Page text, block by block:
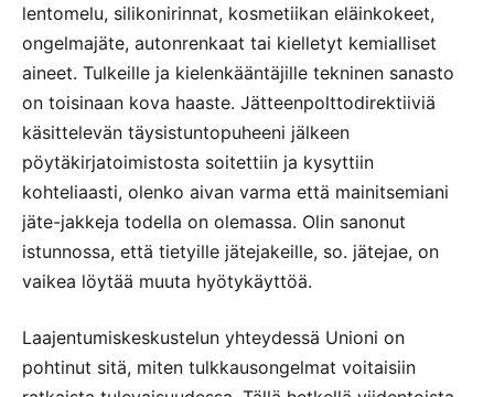
lentomelu, silikonirinnat, kosmetiikan eläinkokeet,
ongelmajäte, autonrenkaat tai kielletyt kemialliset
aineet. Tulkeille ja kielenkääntäjille tekninen sanasto
on toisinaan kova haaste. Jätteenpolttodirektiiviä
käsittelevän täysistuntopuheeni jälkeen
pöytäkirjatoimistosta soitettiin ja kysyttiin
kohteliaasti, olenko aivan varma että mainitsemiani
jäte-jakkeja todella on olemassa. Olin sanonut
istunnossa, että tietyille jätejakeille, so. jätejae, on
vaikea löytää muuta hyötykäyttöä.
Laajentumiskeskustelun yhteydessä Unioni on
pohtinut sitä, miten tulkkausongelmat voitaisiin